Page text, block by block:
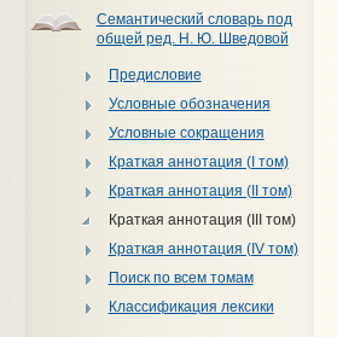
Семантический словарь под
общей ред. Н. Ю. Шведовой
Предисловие
Условные обозначения
Условные сокращения
Краткая аннотация (I том)
Краткая аннотация (II том)
Краткая аннотация (III том)
Краткая аннотация (IV том)
Поиск по всем томам
Классификация лексики